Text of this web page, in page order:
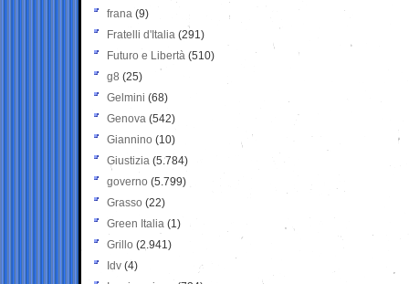
frana (9)
Fratelli d'Italia (291)
Futuro e Libertà (510)
g8 (25)
Gelmini (68)
Genova (542)
Giannino (10)
Giustizia (5.784)
governo (5.799)
Grasso (22)
Green Italia (1)
Grillo (2.941)
Idv (4)